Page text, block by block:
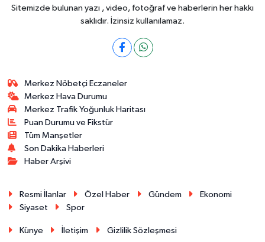
Sitemizde bulunan yazı , video, fotoğraf ve haberlerin her hakkı
saklıdır. İzinsiz kullanılamaz.
Merkez Nöbetçi Eczaneler
Merkez Hava Durumu
Merkez Trafik Yoğunluk Haritası
Puan Durumu ve Fikstür
Tüm Manşetler
Son Dakika Haberleri
Haber Arşivi
Resmi İlanlar Özel Haber Gündem
Ekonomi
Siyaset
Spor
Künye İletişim Gizlilik Sözleşmesi